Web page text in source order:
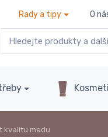
Rady a tipy O
kvalitu medu